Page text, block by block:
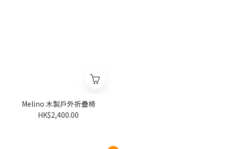
Melino 木製戶外折疊椅
HK$2,400.00